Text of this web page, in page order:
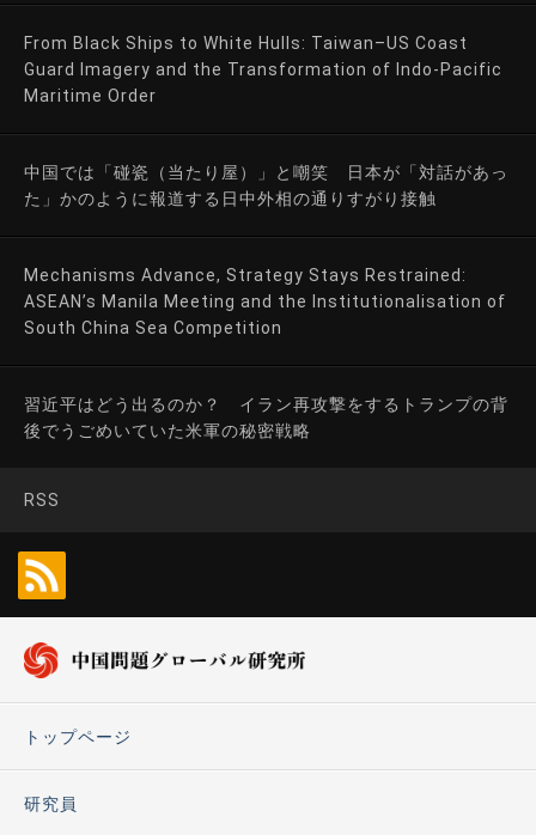
From Black Ships to White Hulls: Taiwan–US Coast
Guard Imagery and the Transformation of Indo-Pacific
Maritime Order
中国では「碰瓷（当たり屋）」と嘲笑 日本が「対話があっ
た」かのように報道する日中外相の通りすがり接触
Mechanisms Advance, Strategy Stays Restrained:
ASEAN’s Manila Meeting and the Institutionalisation of
South China Sea Competition
習近平はどう出るのか？ イラン再攻撃をするトランプの背
後でうごめいていた米軍の秘密戦略
RSS
トップページ
研究員